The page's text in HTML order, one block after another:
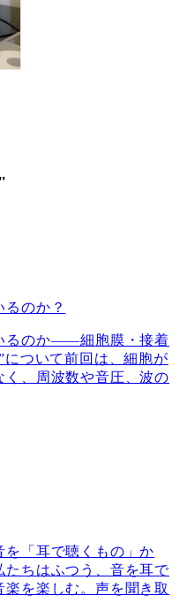
のか？
るのか――細胞膜・接着
ついて前回は、細胞が
く、周波数や音圧、波の
「耳で聴くもの」か
たちはふつう、音を耳で
を楽しむ。声を聞き取